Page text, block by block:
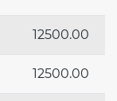
12500.00
12500.00